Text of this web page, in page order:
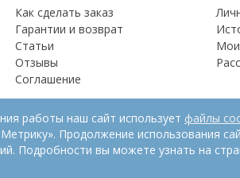
Как сделать заказ
Гарантии и возврат
Статьи
Отзывы
Соглашение
Мои
работы наш сайт использует файлы
Продолжение использования
Подробности вы можете узнать на